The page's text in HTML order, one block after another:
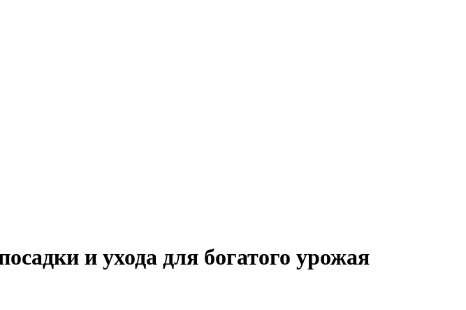
и ухода для богатого урожая